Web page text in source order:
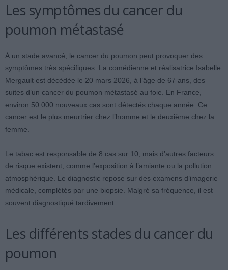
Les symptômes du cancer du
poumon métastasé
À un stade avancé, le cancer du poumon peut provoquer des
symptômes très spécifiques. La comédienne et réalisatrice Isabelle
Mergault est décédée le 20 mars 2026, à l’âge de 67 ans, des
suites d’un cancer du poumon métastasé au foie. En France,
environ 50 000 nouveaux cas sont détectés chaque année. Ce
cancer est le plus meurtrier chez l’homme et le deuxième chez la
femme.
Le tabac est responsable de 8 cas sur 10, mais d’autres facteurs
de risque existent, comme l’exposition à l’amiante ou la pollution
atmosphérique. Le diagnostic repose sur des examens d’imagerie
médicale, complétés par une biopsie. Malgré sa fréquence, il est
souvent diagnostiqué tardivement.
Les différents stades du cancer du
poumon